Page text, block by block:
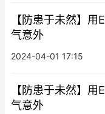
【防患于未然】
气意外
2024-04-01 17:15
【防患于未然】
气意外